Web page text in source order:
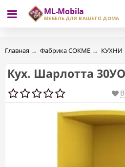
ML-Mobila
МЕБЕЛЬ ДЛЯ ВАШЕГО ДОМА
RU RO
Главная → Фабрика СОКМЕ → КУХНИ
Кух. Шарлотта